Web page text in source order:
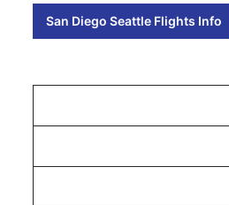
San Diego Seattle Flights Info